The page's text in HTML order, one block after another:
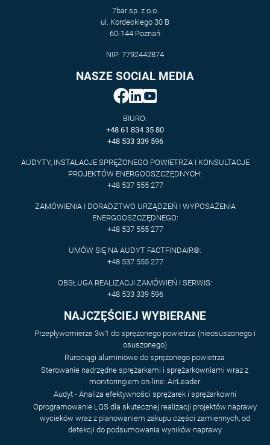
7bar sp. z o.o.
ul. Kordeckiego 30 B
60-144 Poznań
NIP: 7792442874
NASZE SOCIAL MEDIA
BIURO:
+48 61 834 35 80
+48 533 339 596
AUDYTY, INSTALACJE SPRĘŻONEGO POWIETRZA I KONSULTACJE
PROJEKTÓW ENERGOOSZCZĘDNYCH:
+48 537 555 277
ZAMÓWIENIA I DORADZTWO URZĄDZEŃ I WYPOSAŻENIA
ENERGOOSZCZĘDNEGO:
+48 537 555 277
UMÓW SIĘ NA AUDYT FACTFINDAIR®:
+48 537 555 277
OBSŁUGA REALIZACJI ZAMÓWIEŃ I SERWIS:
+48 533 339 596
NAJCZĘŚCIEJ WYBIERANE
Przepływomierze 3w1 do sprężonego powietrza (nieosuszonego i
osuszonego)
Rurociągi aluminiowe do sprężonego powietrza
Sterowanie nadrzędne sprężarkami i sprężarkowniami wraz z
monitoringiem on-line: AirLeader
Audyt - Analiza efektywności sprężarek i sprężarkowni
Oprogramowanie LQS dla skutecznej realizacji projektów naprawy
wycieków wraz z planowaniem zakupu części zamiennych, od
detekcji do podsumowania wyników naprawy